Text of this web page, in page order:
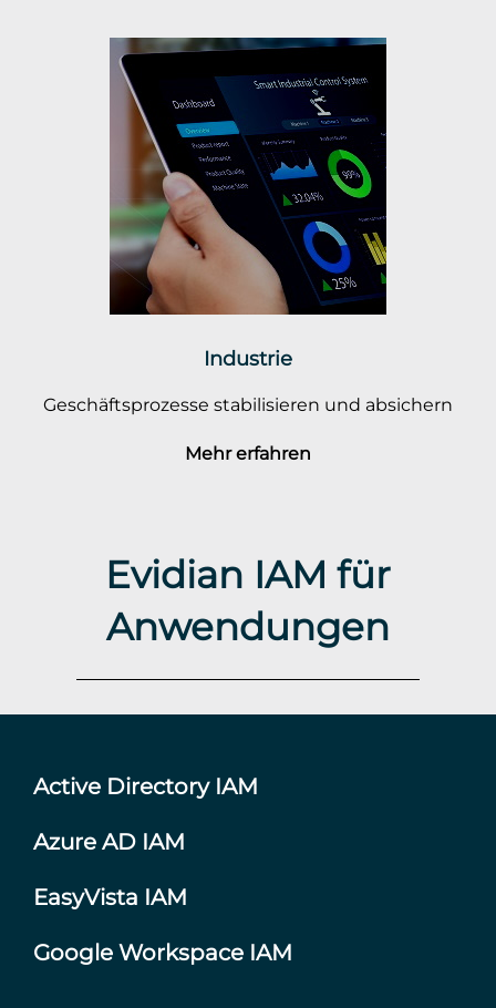
Industrie
Geschäftsprozesse stabilisieren und absichern
Mehr erfahren
Evidian IAM für
Anwendungen
Active Directory IAM
Azure AD IAM
EasyVista IAM
Google Workspace IAM